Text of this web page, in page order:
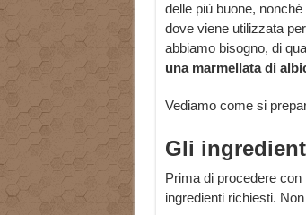
delle più buone,
dove viene utilizzata
abbiamo bisogno, di
una marmellata di
Vediamo come si
Gli
Prima di procedere
ingredienti richiesti.